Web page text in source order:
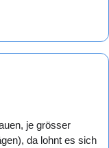
je grösser
da lohnt es sich